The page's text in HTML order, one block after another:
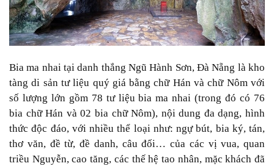
Bia ma nhai tại danh thắng Ngũ Hành Sơn, Đà Nẵng là kho
tàng di sản tư liệu quý giá bằng chữ Hán và chữ Nôm với
số lượng lớn gồm 78 tư liệu bia ma nhai (trong đó có 76
bia chữ Hán và 02 bia chữ Nôm), nội dung đa dạng, hình
thức độc đáo, với nhiều thể loại như: ngự bút, bia ký, tán,
thơ văn, đề từ, đề danh, câu đối… của các vị vua, quan
triều Nguyễn, cao tăng, các thế hệ tao nhân, mặc khách đã